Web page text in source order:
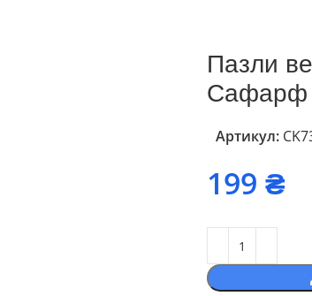
Пазли
Сафарф
Артикул:
₴